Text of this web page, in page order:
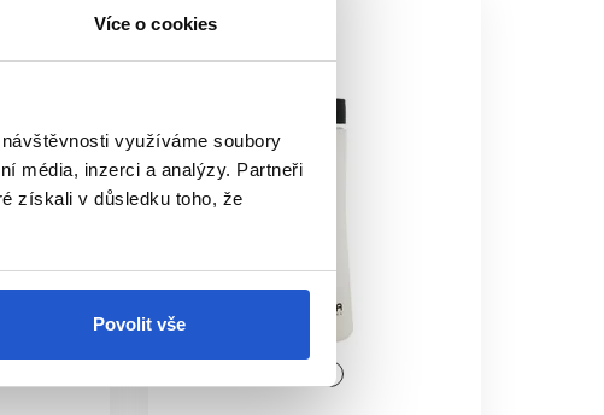
Více o cookies
využíváme soubory
média, inzerci a analýzy. Partneři
získali v důsledku toho, že
Povolit vše